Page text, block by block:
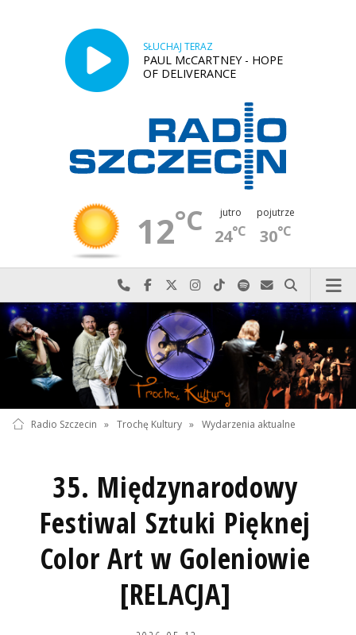
SŁUCHAJ TERAZ
PAUL McCARTNEY - HOPE
OF DELIVERANCE
12°C jutro
24°C
pojutrze
30°C
Najlepiej po prostu do nas zadzwoń
Odwiedź nas na Facebook-u
Odwiedź nas na X
Odwiedź nas na Instagram-ie
Odwiedź nas na TikTok-u
Szukaj nas na Spotify
Wyślij do nas
Szukaj
Radio Szczecin » Trochę Kultury » Wydarzenia aktualne
35. Międzynarodowy
Festiwal Sztuki Pięknej
Color Art w Goleniowie
[RELACJA]